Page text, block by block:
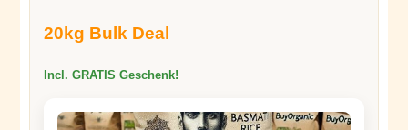
20kg Bulk Deal
Incl. GRATIS Geschenk!